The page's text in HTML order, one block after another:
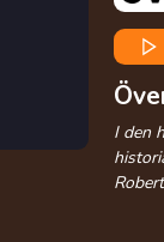
I den